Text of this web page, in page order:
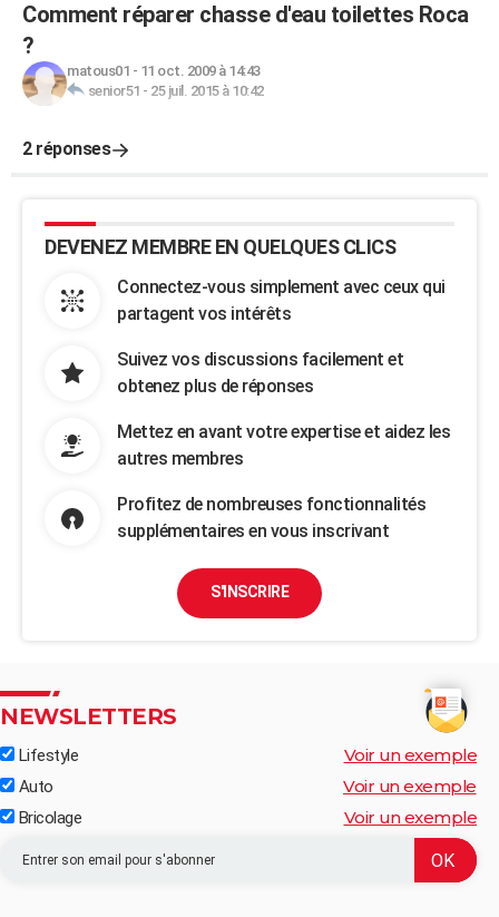
Comment réparer chasse d'eau toilettes Roca
?
matous01 - 11 oct. 2009 à 14:43
senior51 - 25 juil. 2015 à 10:42
2 réponses
DEVENEZ MEMBRE EN QUELQUES CLICS
Connectez-vous simplement avec ceux qui
partagent vos intérêts
Suivez vos discussions facilement et
obtenez plus de réponses
Mettez en avant votre expertise et aidez les
autres membres
Profitez de nombreuses fonctionnalités
supplémentaires en vous inscrivant
S'INSCRIRE
NEWSLETTERS
Lifestyle Voir un exemple
Auto Voir un exemple
Bricolage Voir un exemple